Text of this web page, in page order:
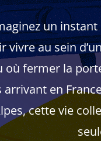
un instant
vivre au sein
où fermer la
arrivant en
cette vie